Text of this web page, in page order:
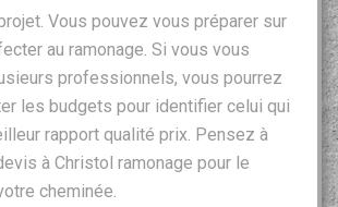
Vous pouvez vous préparer sur
au ramonage. Si vous vous
professionnels, vous pourrez
les budgets pour identifier celui qui
rapport qualité prix. Pensez à
à Christol ramonage pour le
cheminée.